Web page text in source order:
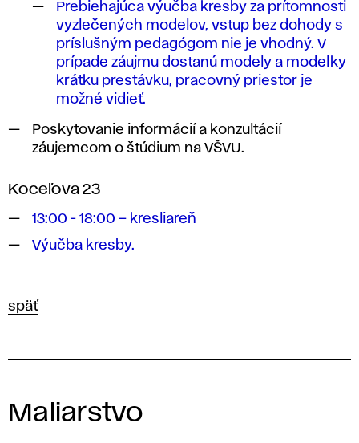
Prebiehajúca výučba kresby za prítomnosti
vyzlečených modelov, vstup bez dohody s
príslušným pedagógom nie je vhodný. V
prípade záujmu dostanú modely a modelky
krátku prestávku, pracovný priestor je
možné vidieť.
Poskytovanie informácií a konzultácií
záujemcom o štúdium na VŠVU.
Koceľova 23
13:00 - 18:00 – kresliareň
Výučba kresby.
späť
Maliarstvo